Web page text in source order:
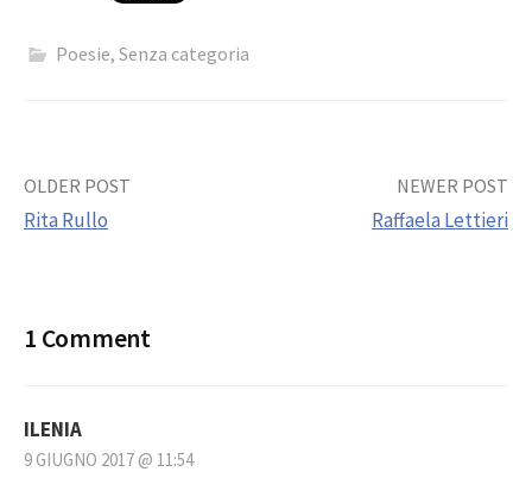
Poesie, Senza categoria
Post
OLDER POST
Rita Rullo
NEWER POST
Raffaela Lettieri
1 Comment
ILENIA
9 GIUGNO 2017 @ 11:54